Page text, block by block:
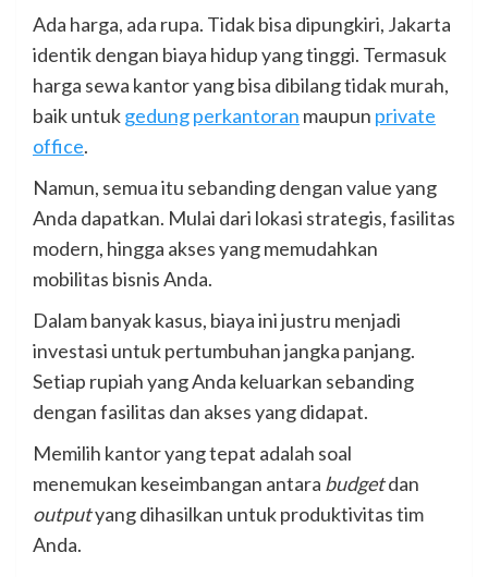
Ada harga, ada rupa. Tidak bisa dipungkiri, Jakarta
identik dengan biaya hidup yang tinggi. Termasuk
harga sewa kantor yang bisa dibilang tidak murah,
baik untukgedungperkantoran maupun private
office.
Namun, semua itu sebanding dengan value yang
Anda dapatkan. Mulai dari lokasi strategis, fasilitas
modern, hingga akses yang memudahkan
mobilitas bisnis Anda.
Dalam banyak kasus, biaya ini justru menjadi
investasi untuk pertumbuhan jangka panjang.
Setiap rupiah yang Anda keluarkan sebanding
dengan fasilitas dan akses yang didapat.
Memilih kantor yang tepat adalah soal
menemukan keseimbangan antara budgetdan
outputyang dihasilkan untuk produktivitas tim
Anda.